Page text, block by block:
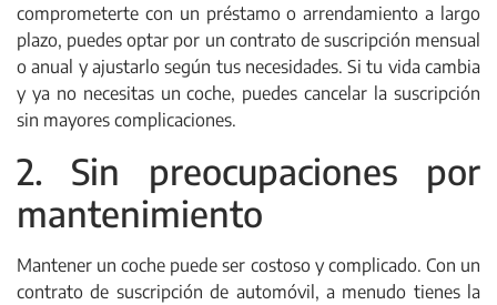
comprometerte con un préstamo o arrendamiento a largo
plazo, puedes optar por un contrato de suscripción mensual
o anual y ajustarlo según tus necesidades. Si tu vida cambia
y ya no necesitas un coche, puedes cancelar la suscripción
sin mayores complicaciones.
2. Sin preocupaciones por
mantenimiento
Mantener un coche puede ser costoso y complicado. Con un
contrato de suscripción de automóvil, a menudo tienes la